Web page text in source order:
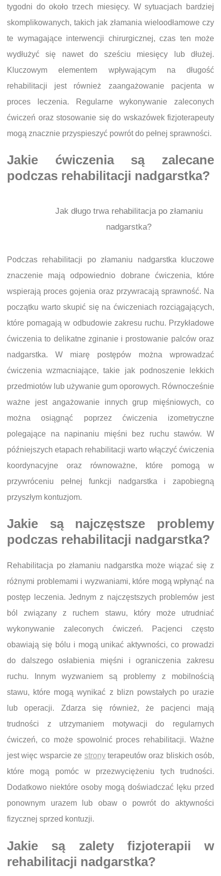
tygodni do około trzech miesięcy. W sytuacjach bardziej
skomplikowanych, takich jak złamania wieloodłamowe czy
te wymagające interwencji chirurgicznej, czas ten może
wydłużyć się nawet do sześciu miesięcy lub dłużej.
Kluczowym elementem wpływającym na długość
rehabilitacji jest również zaangażowanie pacjenta w
proces leczenia. Regularne wykonywanie zaleconych
ćwiczeń oraz stosowanie się do wskazówek fizjoterapeuty
mogą znacznie przyspieszyć powrót do pełnej sprawności.
Jakie ćwiczenia są zalecane
podczas rehabilitacji nadgarstka?
Jak długo trwa rehabilitacja po złamaniu
nadgarstka?
Podczas rehabilitacji po złamaniu nadgarstka kluczowe
znaczenie mają odpowiednio dobrane ćwiczenia, które
wspierają proces gojenia oraz przywracają sprawność. Na
początku warto skupić się na ćwiczeniach rozciągających,
które pomagają w odbudowie zakresu ruchu. Przykładowe
ćwiczenia to delikatne zginanie i prostowanie palców oraz
nadgarstka. W miarę postępów można wprowadzać
ćwiczenia wzmacniające, takie jak podnoszenie lekkich
przedmiotów lub używanie gum oporowych. Równocześnie
ważne jest angażowanie innych grup mięśniowych, co
można osiągnąć poprzez ćwiczenia izometryczne
polegające na napinaniu mięśni bez ruchu stawów. W
późniejszych etapach rehabilitacji warto włączyć ćwiczenia
koordynacyjne oraz równoważne, które pomogą w
przywróceniu pełnej funkcji nadgarstka i zapobiegną
przyszłym kontuzjom.
Jakie są najczęstsze problemy
podczas rehabilitacji nadgarstka?
Rehabilitacja po złamaniu nadgarstka może wiązać się z
różnymi problemami i wyzwaniami, które mogą wpłynąć na
postęp leczenia. Jednym z najczęstszych problemów jest
ból związany z ruchem stawu, który może utrudniać
wykonywanie zaleconych ćwiczeń. Pacjenci często
obawiają się bólu i mogą unikać aktywności, co prowadzi
do dalszego osłabienia mięśni i ograniczenia zakresu
ruchu. Innym wyzwaniem są problemy z mobilnością
stawu, które mogą wynikać z blizn powstałych po urazie
lub operacji. Zdarza się również, że pacjenci mają
trudności z utrzymaniem motywacji do regularnych
ćwiczeń, co może spowolnić proces rehabilitacji. Ważne
jest więc wsparcie ze stronyterapeutów oraz bliskich osób,
które mogą pomóc w przezwyciężeniu tych trudności.
Dodatkowo niektóre osoby mogą doświadczać lęku przed
ponownym urazem lub obaw o powrót do aktywności
fizycznej sprzed kontuzji.
Jakie są zalety fizjoterapii w
rehabilitacji nadgarstka?